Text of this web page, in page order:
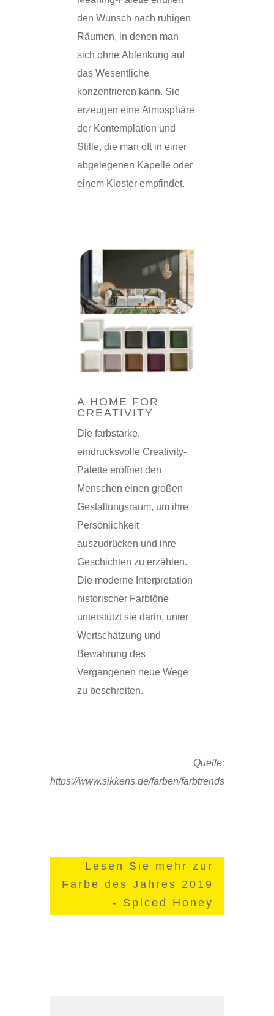
den Wunsch nach ruhigen
Räumen, in denen man
sich ohne Ablenkung auf
das Wesentliche
konzentrieren kann. Sie
erzeugen eine Atmosphäre
der Kontemplation und
Stille, die man oft in einer
abgelegenen Kapelle oder
einem Kloster empfindet.
A HOME FOR
CREATIVITY
Die farbstarke,
eindrucksvolle Creativity-
Palette eröffnet den
Menschen einen großen
Gestaltungsraum, um ihre
Persönlichkeit
auszudrücken und ihre
Geschichten zu erzählen.
Die moderne Interpretation
historischer Farbtöne
unterstützt sie darin, unter
Wertschätzung und
Bewahrung des
Vergangenen neue Wege
zu beschreiten.
Quelle:
https://www.sikkens.de/farben/farbtrends
Lesen Sie mehr zur
Farbe des Jahres 2019
- Spiced Honey